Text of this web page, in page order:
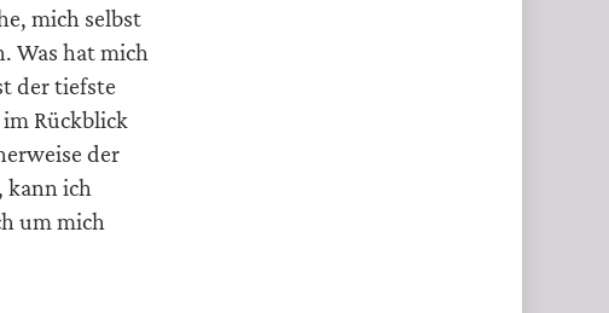
mich selbst
Was hat mich
der tiefste
Rückblick
der
kann ich
um mich